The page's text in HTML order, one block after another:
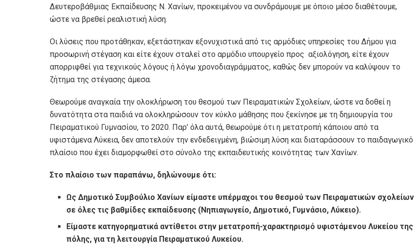
Δευτεροβάθμιας Εκπαίδευσης Ν. Χανίων, προκειμένου να συνδράμουμε με όποιο μέσο διαθέτουμε,
ώστε να βρεθεί ρεαλιστική λύση.
Οι λύσεις που προτάθηκαν, εξετάστηκαν εξονυχιστικά από τις αρμόδιες υπηρεσίες του Δήμου για
προσωρινή στέγαση και είτε έχουν σταλεί στο αρμόδιο υπουργείο προς αξιολόγηση, είτε έχουν
απορριφθεί για τεχνικούς λόγους ή λόγω χρονοδιαγράμματος, καθώς δεν μπορούν να καλύψουν το
ζήτημα της στέγασης άμεσα.
Θεωρούμε αναγκαία την ολοκλήρωση του θεσμού των Πειραματικών Σχολείων, ώστε να δοθεί η
δυνατότητα στα παιδιά να ολοκληρώσουν τον κύκλο μάθησης που ξεκίνησε με τη δημιουργία του
Πειραματικού Γυμνασίου, το 2020. Παρ’ όλα αυτά, θεωρούμε ότι η μετατροπή κάποιου από τα
υφιστάμενα Λύκεια, δεν αποτελούν την ενδεδειγμένη, βιώσιμη λύση και διαταράσσουν το παιδαγωγικό
πλαίσιο που έχει διαμορφωθεί στο σύνολο της εκπαιδευτικής κοινότητας των Χανίων.
Στο πλαίσιο των παραπάνω, δηλώνουμε ότι:
Ως Δημοτικό Συμβούλιο Χανίων είμαστε υπέρμαχοι του θεσμού των Πειραματικών σχολείων
σε όλες τις βαθμίδες εκπαίδευσης (Νηπιαγωγείο, Δημοτικό, Γυμνάσιο, Λύκειο).
Είμαστε κατηγορηματικά αντίθετοι στην μετατροπή-χαρακτηρισμό υφιστάμενου Λυκείου της
πόλης, για τη λειτουργία Πειραματικού Λυκείου.